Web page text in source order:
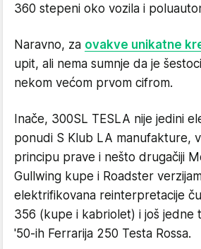
360 stepeni oko vozila i
Naravno, za ovakve unikatne
upit, ali nema sumnje da je
nekom većom prvom cifrom.
Inače, 300SL TESLA nije jedini
ponudi S Klub LA manufakture,
principu prave i nešto drugačiji
Gullwing kupe i Roadster
elektrifikovana reinterpretacije
356 (kupe i kabriolet) i još jedne
'50-ih Ferrarija 250 Testa Rossa.